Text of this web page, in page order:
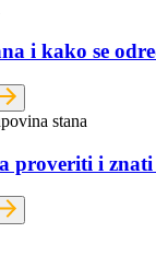
i kako se
stana
proveriti i